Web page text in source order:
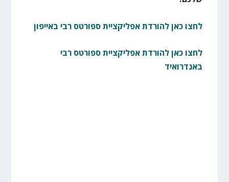
לחצו כאן להורדת אפליקציית ספורטס רבי באייפון
לחצו כאן להורדת אפליקציית ספורטס רבי
באנדרואיד